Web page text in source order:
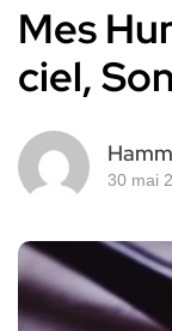
Mes
ciel,
30 mai